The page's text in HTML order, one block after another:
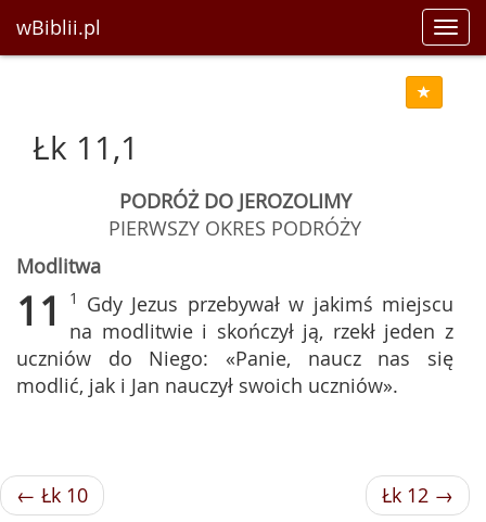
wBiblii.pl
Łk 11,1
PODRÓŻ DO JEROZOLIMY
PIERWSZY OKRES PODRÓŻY
Modlitwa
11 1 Gdy Jezus przebywał w jakimś miejscu
na modlitwie i skończył ją, rzekł jeden z
uczniów do Niego: «Panie, naucz nas się
modlić, jak i Jan nauczył swoich uczniów».
← Łk 10 Łk 12 →